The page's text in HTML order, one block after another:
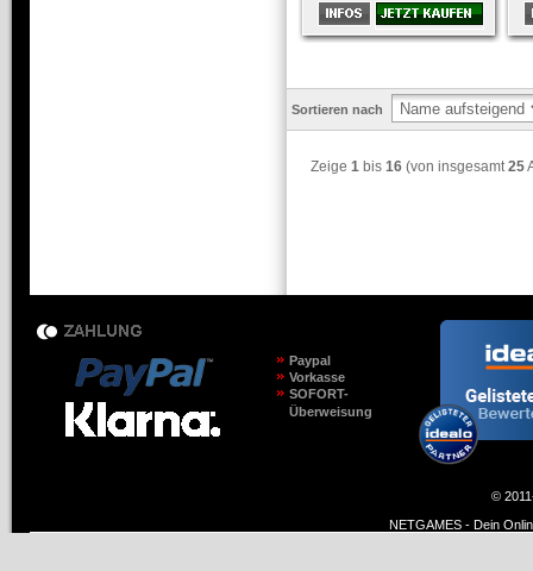
Sortieren nach
Zeige 1 bis 16 (von insgesamt25
Paypal
Vorkasse
SOFORT-
Überweisung
©
NETGAMES - Dein